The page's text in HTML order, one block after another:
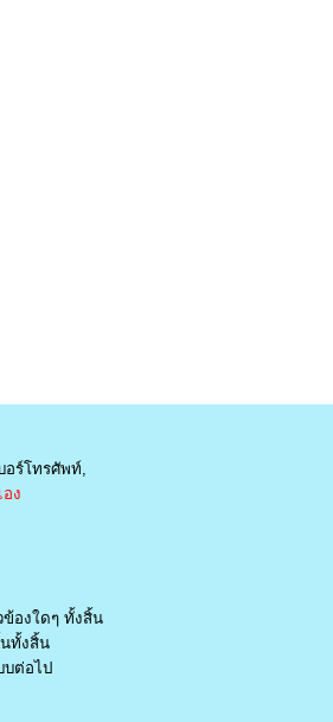
อร์โทรศัพท์,
ง
ข้องใดๆ ทั้งสิ้น
ทั้งสิ้น
บต่อไป